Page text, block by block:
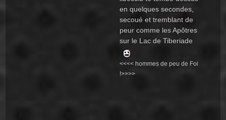
en quelques secondes,
secoué et tremblant de
peur comme les Apôtres
sur le Lac de Tiberiade
<<<< hommes de peu de Foi
!>>>>